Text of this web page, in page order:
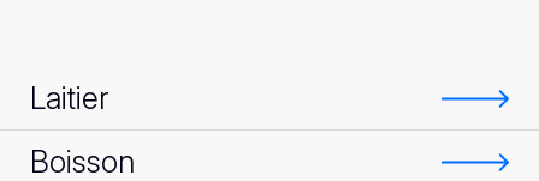
Laitier
Boisson